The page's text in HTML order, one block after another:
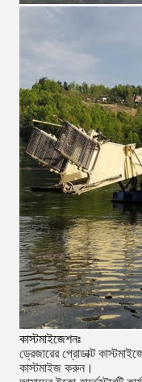
কাস্টমাইজেশনঃ
ড্রেজারের প্রোডাক্ট
কাস্টমাইজ করুন।